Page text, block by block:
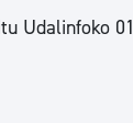
Udalinfoko